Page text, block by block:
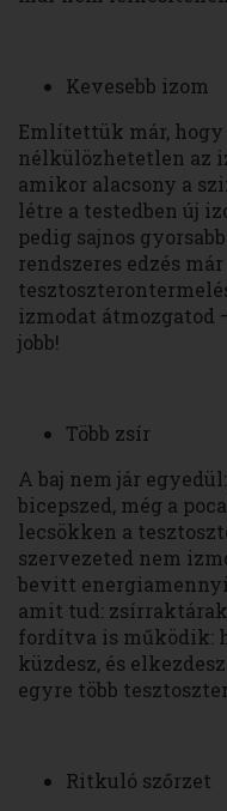
Kevesebb izom
Említettük már, hogy
nélkülözhetetlen az
amikor alacsony a
létre a testedben új
pedig sajnos
rendszeres edzés
izmodat átmozgatod
jobb!
Több zsír
A baj nem jár
bicepszed, még a
lecsökken a
szervezeted nem
bevitt
amit tud:
fordítva is működik:
küzdesz, és
egyre több
Ritkuló szőrzet